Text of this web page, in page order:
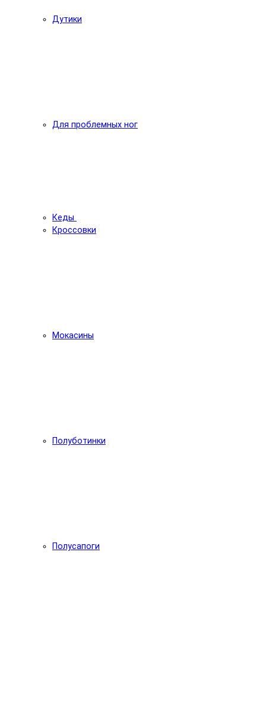
Дутики
Для проблемных ног
Кеды
Кроссовки
Мокасины
Полуботинки
Полусапоги